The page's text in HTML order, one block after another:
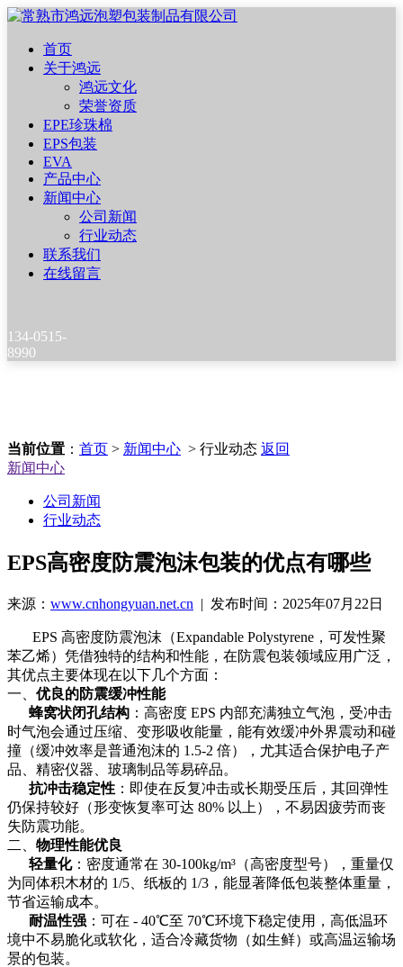
首页
关于鸿远
鸿远文化
荣誉资质
EPE珍珠棉
EPS包装
EVA
产品中心
新闻中心
公司新闻
行业动态
联系我们
在线留言
134-0515-
8990
当前位置 ： 首页 > 新闻中心 > 行业动态 返回
新闻中心
公司新闻
行业动态
EPS高密度防震泡沫包装的优点有哪些
来源： www.cnhongyuan.net.cn | 发布时间：2025年07月22日
EPS 高密度防震泡沫（Expandable Polystyrene，可发性聚
苯乙烯）凭借独特的结构和性能，在防震包装领域应用广泛，
其优点主要体现在以下几个方面：
一、 优良的防震缓冲性能
蜂窝状闭孔结构 ：高密度 EPS 内部充满独立气泡，受冲击
时气泡会通过压缩、变形吸收能量，能有效缓冲外界震动和碰
撞（缓冲效率是普通泡沫的 1.5-2 倍），尤其适合保护电子产
品、精密仪器、玻璃制品等易碎品。
抗冲击稳定性 ：即使在反复冲击或长期受压后，其回弹性
仍保持较好（形变恢复率可达 80% 以上），不易因疲劳而丧
失防震功能。
二、 物理性能优良
轻量化：密度通常在 30-100kg/m³（高密度型号），重量仅
为同体积木材的 1/5、纸板的 1/3，能显著降低包装整体重量，
节省运输成本。
耐温性强 ：可在 - 40℃至 70℃环境下稳定使用，高低温环
境中不易脆化或软化，适合冷藏货物（如生鲜）或高温运输场
景的包装。